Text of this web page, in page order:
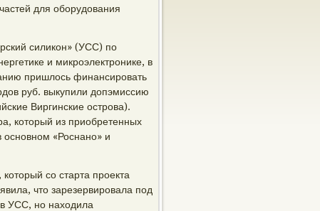
для оборудования
силикон» (УСС) по
и микроэлектронике, в
пришлось финансировать
руб. выкупили допэмиссию
Виргинские острова).
который из приобретенных
основном «Роснано» и
со старта проекта
что зарезервировала под
УСС, но находила